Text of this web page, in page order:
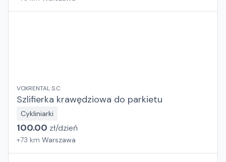
VOXRENTAL S.C
Szlifierka krawędziowa do parkietu
Cykliniarki
100.00 zł/dzień
+73 km Warszawa